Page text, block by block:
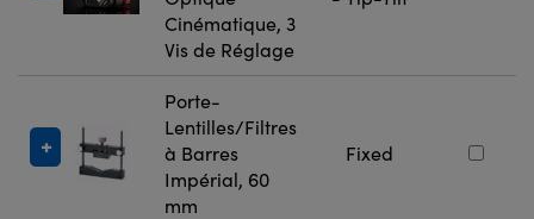
Cinématique, 3
Vis de Réglage
Porte-
Lentilles/Filtres
à Barres
Impérial, 60
mm
Fixed